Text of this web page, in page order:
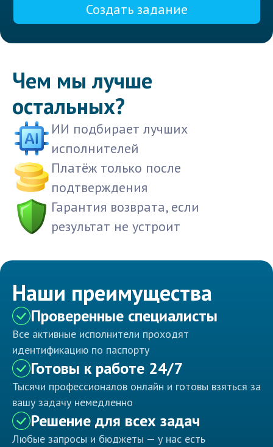
Создать задание
Чем мы лучше
остальных?
ИИ подбирает лучших
исполнителей
Платёж только после
подтверждения
Гарантия возврата, если
результат не устроит
Наши преимущества
Проверенные специалисты
Все активные исполнители проходят
идентификацию по паспорту
Готовы к работе 24/7
Тысячи профессионалов онлайн и готовы взяться за
вашу задачу немедленно
Решение для всех задач
Любые запросы и бюджеты — у нас есть